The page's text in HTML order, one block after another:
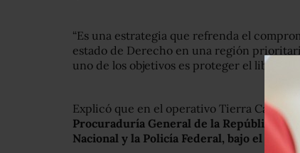
“Es una estrategia que refrenda el
estado de Derecho en una región
uno de los objetivos es proteger el libre
Explicó que en el operativo Tierra Caliente
Procuraduría General de la República, el
Nacional y la Policía Federal, bajo el